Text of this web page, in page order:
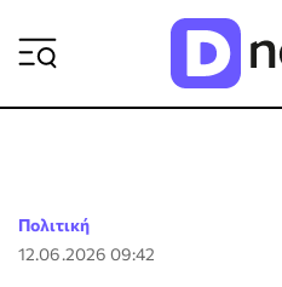
Πολιτική
12.06.2026 09:42